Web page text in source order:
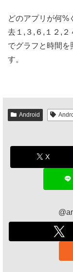
どのアプリが何%
去１,３,６,１２,
でグラフと時間を
す。
Android
X